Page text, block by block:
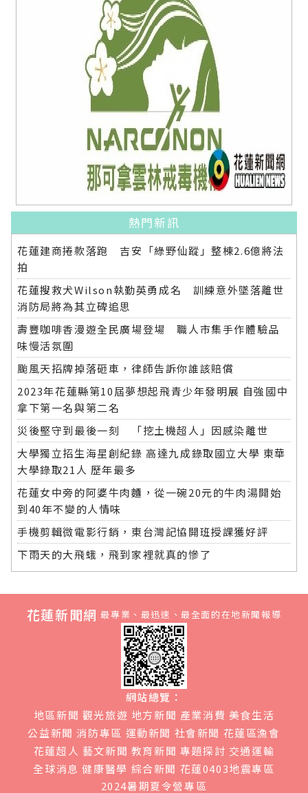
熱門新訊
花蓮建商捲款落跑 吉安「綠野仙蹤」整棟2.6億將法
拍
花蓮搜救犬Wilson執勤英勇成名 訓練意外墜落離世
消防局將為其立碑追思
壽豐咖啡香漫遊全民廣場登場 職人市集手作體驗品
味慢活氛圍
颱風天招牌掉落砸車，律師告訴你誰該賠償
2023年花蓮縣第10屆夢想起飛青少年發明展 自強國中
拿下第一名與第二名
災後堅守到最後一刻 「挖土機超人」因感染離世
大學獨立招生海星創紀錄 高達九成錄取國立大學 東華
大學錄取21人 歷年最多
花蓮女中旁的阿婆牛肉麵，從一碗20元的牛肉湯開始
到40年不變的人情味
手機剪輯微電影行銷，東台灣記協開班授課獲好評
下雨天的大飛蛾，飛到家裡就真的慘了
花蓮新聞網 最專業、最迅速、最全面的在地新聞報導
網站總覽：
地區新聞 觀光旅遊 地方新聞 產業消費 美食生活
公益新聞 消防專區 運動新聞 社會新聞 花蓮區漁會
花蓮超人 藝文新聞 教育新聞 專題探討 交通運輸
全球消息 健康醫學 綜合新聞 花蓮0403地震專區
2024暑期夏令營專區